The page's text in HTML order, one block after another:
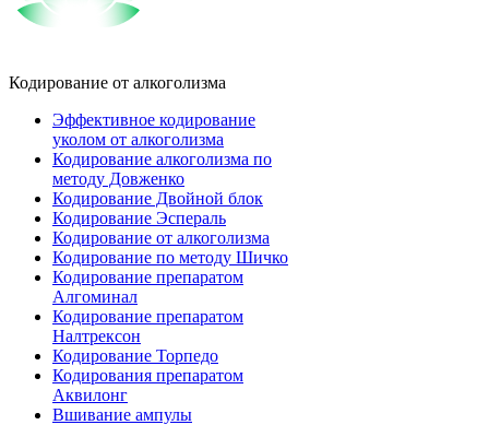
Кодирование от алкоголизма
Эффективное кодирование
уколом от алкоголизма
Кодирование алкоголизма по
методу Довженко
Кодирование Двойной блок
Кодирование Эспераль
Кодирование от алкоголизма
Кодирование по методу Шичко
Кодирование препаратом
Алгоминал
Кодирование препаратом
Налтрексон
Кодирование Торпедо
Кодирования препаратом
Аквилонг
Вшивание ампулы